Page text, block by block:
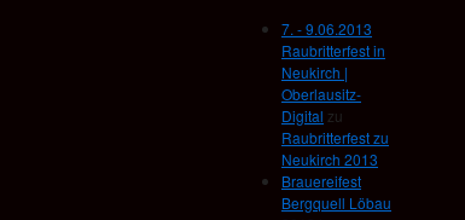
7. - 9.06.2013
Raubritterfest in
Neukirch |
Oberlausitz-
Digital zu
Raubritterfest zu
Neukirch 2013
Brauereifest
Bergquell Löbau